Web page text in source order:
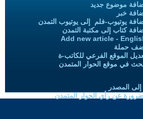
موضوع جديد
خبر
يوتيوب-فلم إلى يوتيوب التمدن
كتاب إلى مكتبة التمدن
Add new article -
حملة
الموقع الفرعي للكاتب-ة
في موقع الحوار المتمدن
المصدر
عن رأي الحوار المتمدن